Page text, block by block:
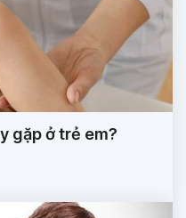
gặp ở trẻ em?